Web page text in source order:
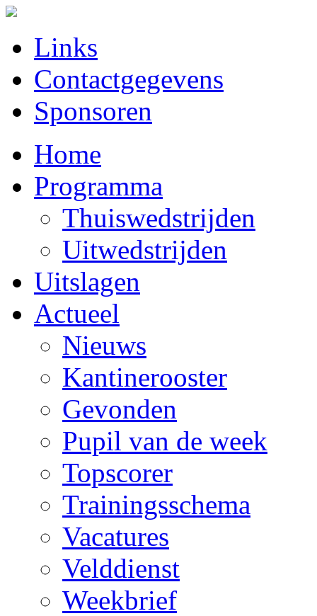
Links
Contactgegevens
Sponsoren
Home
Programma
Thuiswedstrijden
Uitwedstrijden
Uitslagen
Actueel
Nieuws
Kantinerooster
Gevonden
Pupil van de week
Topscorer
Trainingsschema
Vacatures
Velddienst
Weekbrief